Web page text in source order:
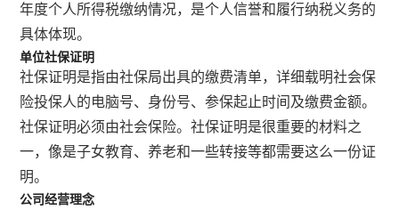
年度个人所得税缴纳情况，是个人信誉和履行纳税义务的
具体体现。
单位社保证明
社保证明是指由社保局出具的缴费清单，详细载明社会保
险投保人的电脑号、身份号、参保起止时间及缴费金额。
社保证明必须由社会保险。社保证明是很重要的材料之
一，像是子女教育、养老和一些转接等都需要这么一份证
明。
公司经营理念